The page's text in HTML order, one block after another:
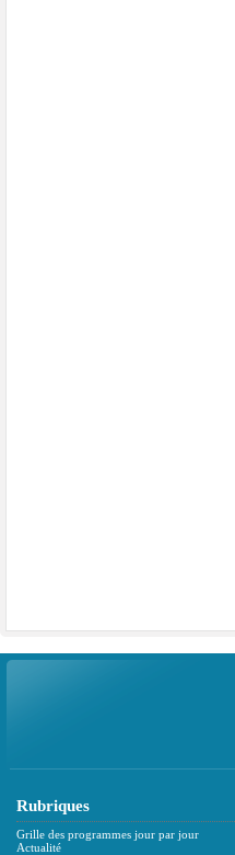
Rubriques
Grille des programmes jour par jour
Actualité